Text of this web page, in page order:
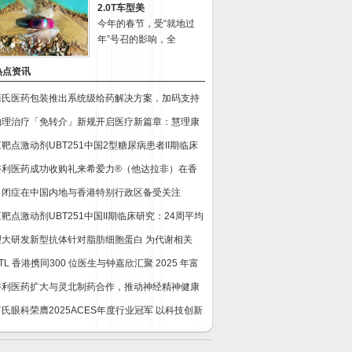
2.0T车型美
今年的春节，受“就地过
年”号召的影响，全
点资讯
医药包装推出系统级给药解决方案，加码支持
治疗「免转介」新规开启医疗新篇章：慧理康
点激动剂UBT251中国2型糖尿病患者II期临床
利医药成功收购礼来希爱力®（他达拉非）在香
症在中国内地与香港特别行政区备受关注
点激动剂UBT251中国II期临床研究：24周平均
研发新型抗体针对脂肪细胞蛋白 为代谢相关
香港携同300 位医生与钟嘉欣汇聚 2025 年富
医药扩大与灵北制药合作，推动神经精神健康
眼科荣膺2025ACES年度行业冠军 以科技创新